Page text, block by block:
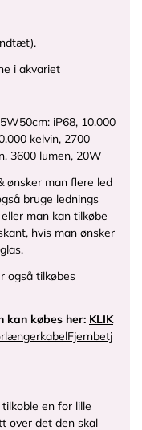
i akvariet
50cm: iP68, 10.000
kelvin, 2700
3600 lumen, 20W
ønsker man flere led
bruge lednings
man kan tilkøbe
hvis man ønsker
også tilkøbes
kan købes her: KLIK
Fjernbetj
en for lille
over det den skal